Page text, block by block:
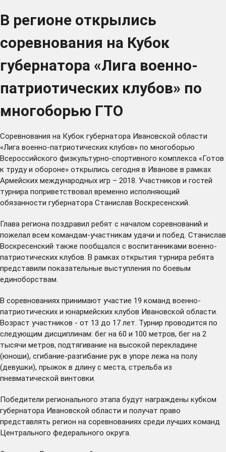
В регионе открылись
соревнования на Кубок
губернатора «Лига военно-
патриотических клубов» по
многоборью ГТО
Соревнования на Кубок губернатора Ивановской области
«Лига военно-патриотических клубов» по многоборью
Всероссийского физкультурно-спортивного комплекса «Готов
к труду и обороне» открылись сегодня в Иванове в рамках
Армейских международных игр – 2018. Участников и гостей
турнира поприветствовал временно исполняющий
обязанности губернатора Станислав Воскресенский.
Глава региона поздравил ребят с началом соревнований и
пожелал всем командам-участникам удачи и побед. Станислав
Воскресенский также пообщался с воспитанниками военно-
патриотических клубов. В рамках открытия турнира ребята
представили показательные выступления по боевым
единоборствам.
В соревнованиях принимают участие 19 команд военно-
патриотических и юнармейских клубов Ивановской области.
Возраст участников - от 13 до 17 лет. Турнир проводится по
следующим дисциплинам: бег на 60 и 100 метров, бег на 2
тысячи метров, подтягивание на высокой перекладине
(юноши), сгибание-разгибание рук в упоре лежа на полу
(девушки), прыжок в длину с места, стрельба из
пневматической винтовки.
Победители регионального этапа будут награждены кубком
губернатора Ивановской области и получат право
представлять регион на соревнованиях среди лучших команд
Центрального федерального округа.